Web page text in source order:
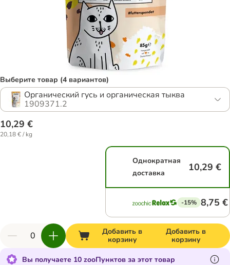
Выберите товар (4 вариантов)
Органический гусь и органическая тыква
1909371.2
10,29 €
20,18 € / kg
Однократная
доставка
10,29 €
-15% 8,75 €
Добавить в
корзину
Добавить в
корзину
Вы получаете 10 zooПунктов за этот товар